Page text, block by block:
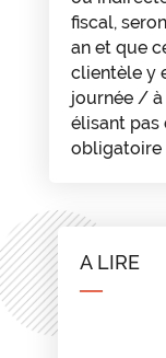
fiscal,
an et que
clientèle y
journée / à
élisant pas
obligatoire
A LIRE